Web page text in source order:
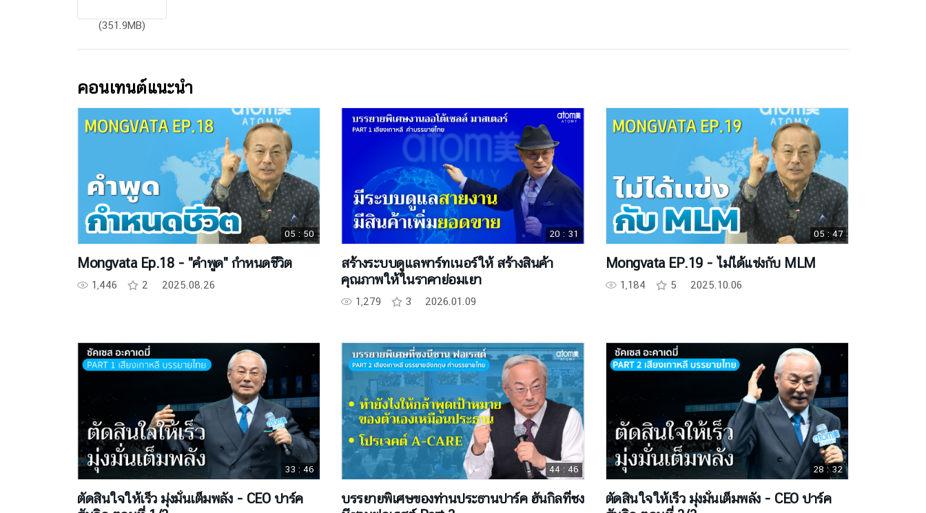
(351.9MB)
คอนเทนต์แนะนำ
Mongvata Ep.18 - "คำพูด" กำหนดชีวิต
1,446 2 2025.08.26
05 : 50
สร้างระบบดูแลพาร์ทเนอร์ให้ สร้างสินค้า
คุณภาพให้ในราคาย่อมเยา
1,279 3 2026.01.09
20 : 31
Mongvata EP.19 - ไม่ได้แข่งกับ MLM
1,184 5 2025.10.06
05 : 47
ตัดสินใจให้เร็ว มุ่งมั่นเต็มพลัง - CEO ปาร์ค
33 : 46
บรรยายพิเศษของท่านประธานปาร์ค ฮันกิลที่ซง
44 : 46
ตัดสินใจให้เร็ว มุ่งมั่นเต็มพลัง - CEO ปาร์ค
28 : 32